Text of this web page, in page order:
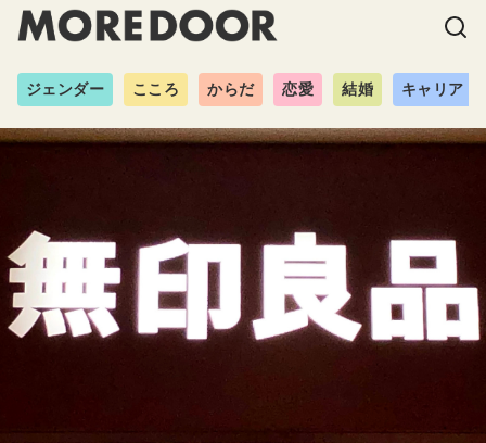
ジェンダー こころ からだ 恋愛 結婚 キャリア